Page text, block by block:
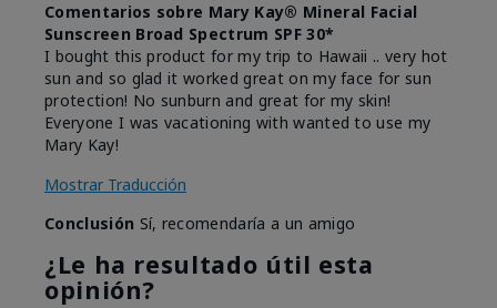
Comentarios sobre Mary Kay® Mineral Facial
Sunscreen Broad Spectrum SPF 30*
I bought this product for my trip to Hawaii .. very hot
sun and so glad it worked great on my face for sun
protection! No sunburn and great for my skin!
Everyone I was vacationing with wanted to use my
Mary Kay!
Mostrar Traducción
Conclusión Sí, recomendaría a un amigo
¿Le ha resultado útil esta
opinión?